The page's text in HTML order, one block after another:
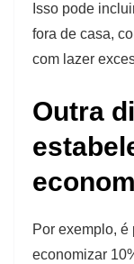
Isso pode
fora de casa,
com lazer
Outra
Por exemplo,
economizar